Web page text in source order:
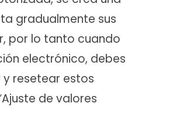
gradualmente sus
por lo tanto cuando
electrónico, debes
y resetear estos
de valores